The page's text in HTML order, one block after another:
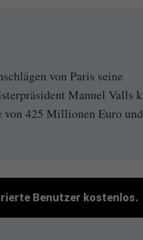
von Paris seine
Manuel Valls
425 Millionen Euro
Benutzer kostenlos.